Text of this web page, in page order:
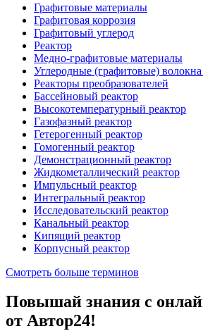
Графитовые материалы
Графитовая коррозия
Графитовый углерод
Реактор
Медно-графитовые материалы
Углеродные (графитовые)
Реакторы преобразователей
Бассейновый реактор
Высокотемпературный реактор
Газофазный реактор
Гетерогенный реактор
Гомогенный реактор
Демонстрационный реактор
Жидкометаллический реактор
Импульсный реактор
Интегральный реактор
Исследовательский реактор
Канальный реактор
Кипящий реактор
Корпусный реактор
Смотреть больше терминов
Повышай знания с
от Автор24!